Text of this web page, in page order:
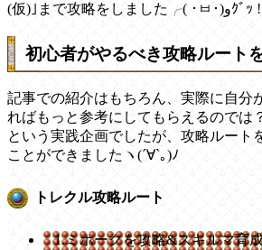
(仮)｣まで攻略をしました╭( ･ㅂ･)وｸﾞｯ !
初心者がやるべき攻略ルート
記事での紹介はもちろん、実際に自分
ればもっと参考にしてもらえるのでは
という実践企画でしたが、攻略ルート
ことができましたヽ(´∀`｡)ﾉ
トレクル攻略ルート
1.ミホークを攻略&スキルマ育